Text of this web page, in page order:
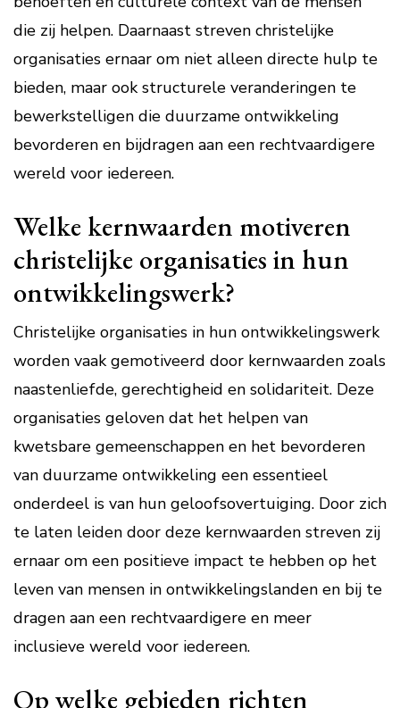
die zij helpen. Daarnaast streven christelijke
organisaties ernaar om niet alleen directe hulp te
bieden, maar ook structurele veranderingen te
bewerkstelligen die duurzame ontwikkeling
bevorderen en bijdragen aan een rechtvaardigere
wereld voor iedereen.
Welke kernwaarden motiveren
christelijke organisaties in hun
ontwikkelingswerk?
Christelijke organisaties in hun ontwikkelingswerk
worden vaak gemotiveerd door kernwaarden zoals
naastenliefde, gerechtigheid en solidariteit. Deze
organisaties geloven dat het helpen van
kwetsbare gemeenschappen en het bevorderen
van duurzame ontwikkeling een essentieel
onderdeel is van hun geloofsovertuiging. Door zich
te laten leiden door deze kernwaarden streven zij
ernaar om een positieve impact te hebben op het
leven van mensen in ontwikkelingslanden en bij te
dragen aan een rechtvaardigere en meer
inclusieve wereld voor iedereen.
Op welke gebieden richten